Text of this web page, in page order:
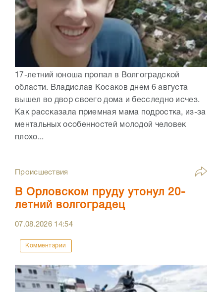
17-летний юноша пропал в Волгоградской
области. Владислав Косаков днем 6 августа
вышел во двор своего дома и бесследно исчез.
Как рассказала приемная мама подростка, из-за
ментальных особенностей молодой человек
плохо...
Происшествия
В Орловском пруду утонул 20-
летний волгоградец
07.08.2026 14:54
Комментарии